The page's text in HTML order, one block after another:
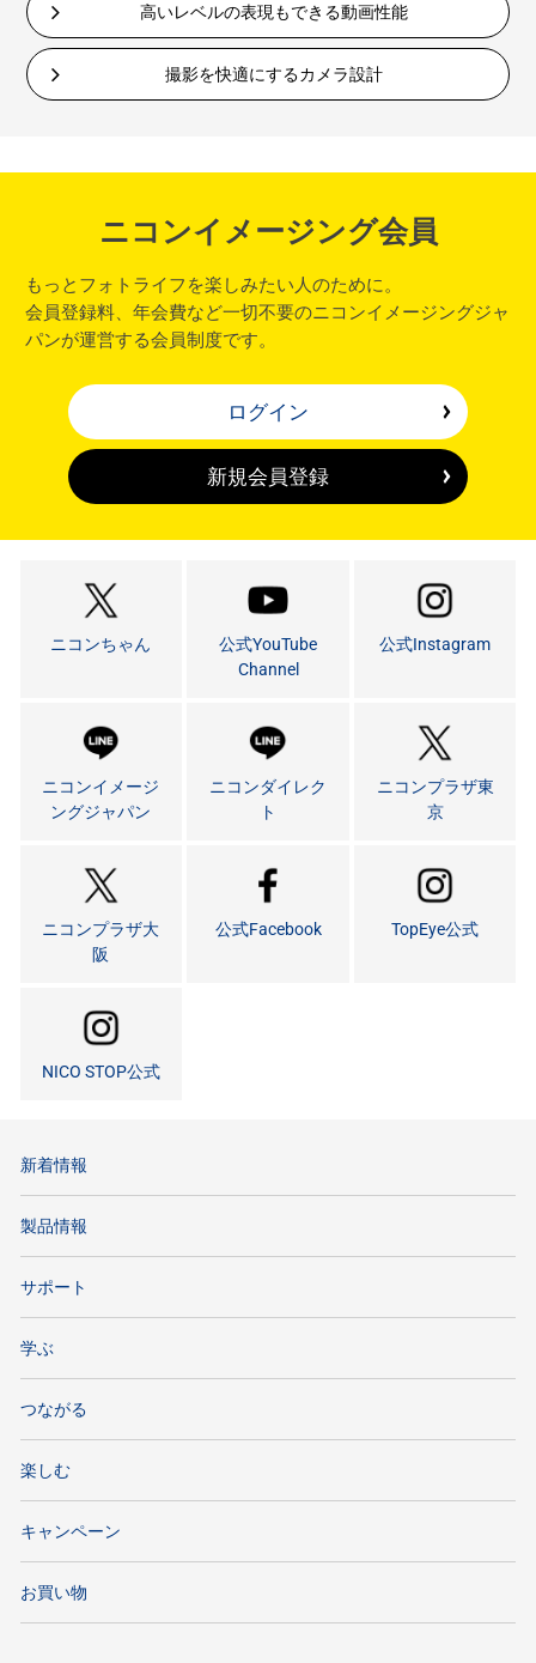
高いレベルの表現もできる動画性能
撮影を快適にするカメラ設計
ニコンイメージング会員
もっとフォトライフを楽しみたい人のために。
会員登録料、年会費など一切不要のニコンイメージングジャ
パンが運営する会員制度です。
ログイン
新規会員登録
ニコンちゃん
公式YouTube
Channel
公式Instagram
ニコンイメージ
ングジャパン
ニコンダイレク
ト
ニコンプラザ東
京
ニコンプラザ大
阪
公式Facebook TopEye公式
NICO STOP公式
新着情報
製品情報
サポート
学ぶ
つながる
楽しむ
キャンペーン
お買い物